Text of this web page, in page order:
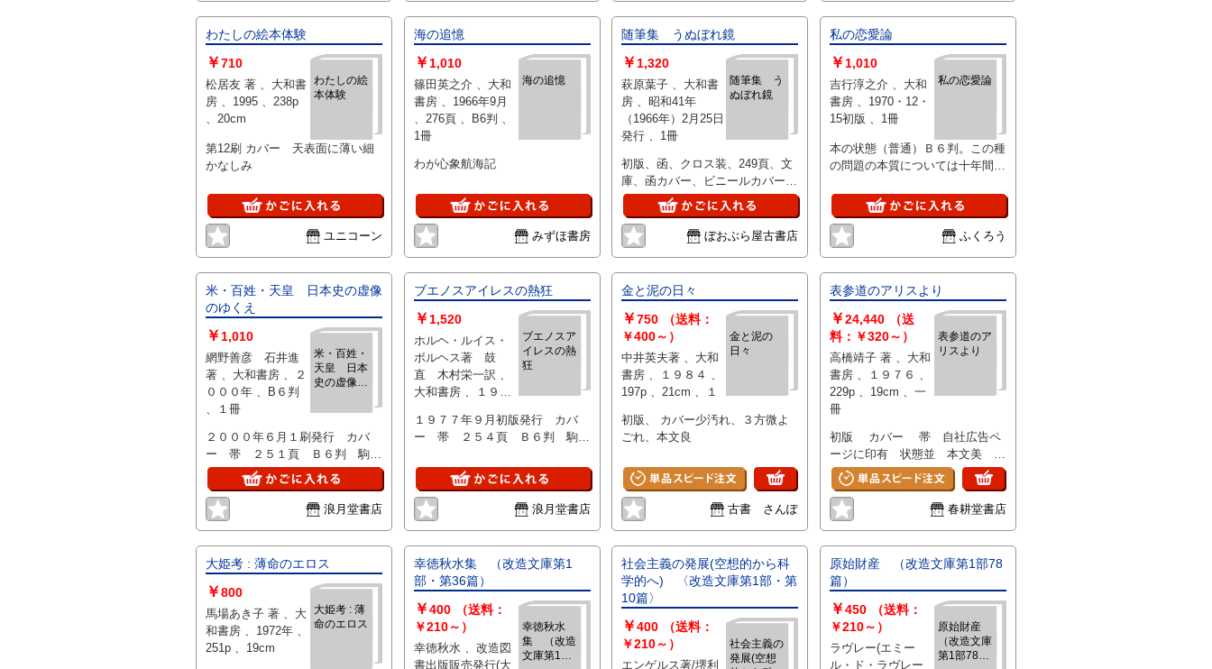
わたしの絵本体験
わたしの絵
本体験
￥710
松居友 著 、大和書
房 、1995 、238p
、20cm
第12刷 カバー 天表面に薄い細
かなしみ
ユニコーン
海の追憶
海の追憶
￥ 1,010
篠田英之介 、大和
書房 、1966年9月
、276頁 、B6判 、
1冊
わが心象航海記
みずほ書房
随筆集 うぬぼれ鏡
随筆集 う
ぬぼれ鏡
￥ 1,320
萩原葉子 、大和書
房 、昭和41年
（1966年）2月25日
発行 、1冊
初版、函、クロス装、249頁、文
庫、函カバー、ビニールカバー付
き。目次 女の目十二章、郷愁、
うぬぼれ鏡、季節の終りに思うこ
と（三好達治氏と私 ほか）、腹
立ち、くじらとふぐ、生きものの
函カバー擦れ小裂け。
ぼおぶら屋古書店
私の恋愛論
私の恋愛論
￥ 1,010
吉行淳之介 、大和
書房 、1970・12・
15初版 、1冊
本の状態（普通）Ｂ６判。この種
の問題の本質については十年間と
なっていない
ふくろう
米・百姓・天皇 日本史の虚像
のゆくえ
米・百姓・
天皇 日本
史の虚像の
￥ 1,010
網野善彦 石井進
著 、大和書房 、２
０００年 、B６判
、１冊
２０００年６月１刷発行 カバ
ー 帯 ２５１頁 Ｂ６判 駒
378
浪月堂書店
ブエノスアイレスの熱狂
ブエノスア
イレスの熱
狂
￥ 1,520
ホルヘ・ルイス・
ボルヘス著 鼓
直 木村栄一訳 、
大和書房 、１９７
冊
１９７７年９月初版発行 カバ
ー 帯 ２５４頁 Ｂ６判 駒
浪月堂書店
金と泥の日々
金と泥の
日々
￥750
（送料：
￥400～）
中井英夫著 、大和
書房 、１９８４ 、
197p 、21cm 、１
初版、 カバー少汚れ、３方微よ
ごれ、本文良
古書 さんぽ
表参道のアリスより
表参道のア
リスより
￥24,440
（送
料：￥320～）
高橋靖子 著 、大和
書房 、１９７６ 、
229p 、19cm 、一
冊
初版 カバー 帯 自社広告ペ
ージに印有 状態並 本文美 管
【G-4
春耕堂書店
大姫考 : 薄命のエロス
大姫考 : 薄
命のエロス
￥800
馬場あき子 著 、大
和書房 、1972年 、
251p 、19cm
幸徳秋水集 （改造文庫第1
部・第36篇）
幸徳秋水
集 （改造
文庫第1
￥400
（送料：
￥210～）
幸徳秋水 、改造図
書出版販売発行(大
社会主義の発展(空想的から科
学的へ) 〈改造文庫第1部・第
10篇〉
社会主義の
発展(空想
￥400
（送料：
￥210～）
エンゲルス著/堺利
原始財産 （改造文庫第1部78
篇）
原始財産
（改造文庫
第1部78
￥450
（送料：
￥210～）
ラヴレー(エミー
ル・ド・ラヴレー